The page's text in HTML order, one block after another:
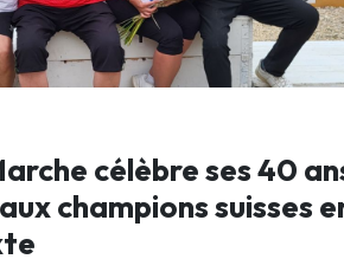
célèbre ses 40
champions suisses